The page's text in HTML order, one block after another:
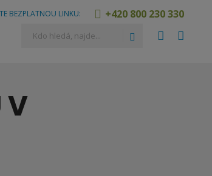
BEZPLATNOU LINKU: +420 800 230 330
Vyhledávání Hledat
V